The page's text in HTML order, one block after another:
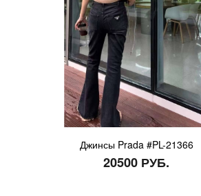
Джинсы Prada #PL-21366
20500 РУБ.